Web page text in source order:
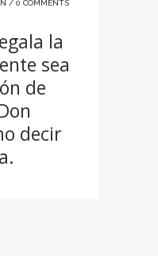
/ 0 COMMENTS
la
sea
de
decir